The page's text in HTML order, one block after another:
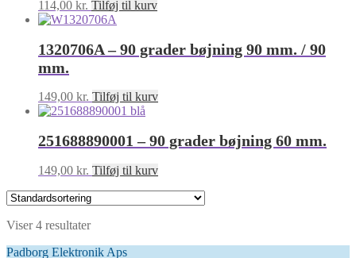
114,00 kr. Tilføj til kurv
1320706A – 90 grader bøjning 90 mm. / 90
mm.
149,00 kr. Tilføj til kurv
251688890001 – 90 grader bøjning 60 mm.
149,00 kr. Tilføj til kurv
Viser 4 resultater
Padborg Elektronik Aps